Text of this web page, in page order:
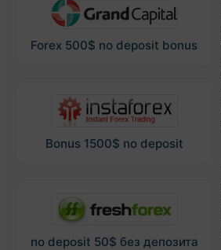
Forex 500$ no deposit bonus
Bonus 1500$ no deposit
no deposit 50$ без депозита